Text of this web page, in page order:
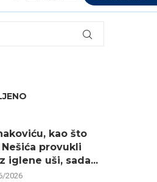
kao što
provukli
iglene uši, sada...
2026